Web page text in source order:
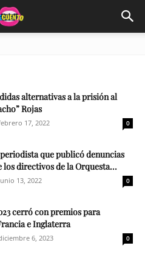
alternativas a la prisión al
Rojas
17, 2022 0
que publicó denuncias
los directivos de la Orquesta...
13, 2022 0
cerró con premios para
e Inglaterra
6, 2023 0